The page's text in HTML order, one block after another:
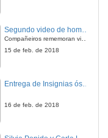
Compañeiros rememoran vivencias con Federico Vilas Martín, Casilda Encinas Álvarez, Eugenia Carbal Bobillo, Juan Fernando de Laiglesia González de Per
15 de feb. de 2018
Entrega de Insignias ós homenaxeados
16 de feb. de 2018